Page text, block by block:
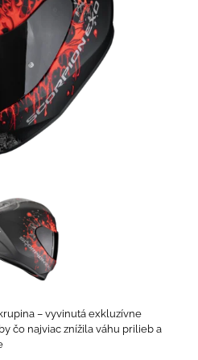
– vyvinutá exkluzívne
čo najviac znížila váhu prilieb a